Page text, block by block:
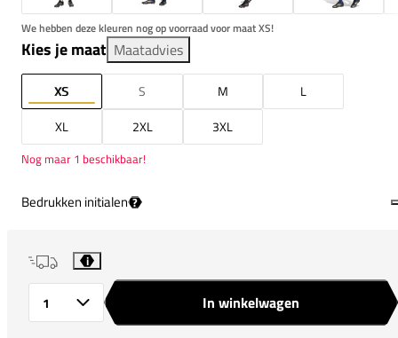
We hebben deze kleuren nog op voorraad voor maat XS!
Kies je maat Maatadvies
XS S M
L
XL
2XL 3XL
Nog maar 1 beschikbaar!
Bedrukken initialen ?
i
In winkelwagen